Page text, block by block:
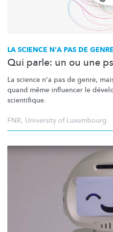
LA SCIENCE N'A PAS DE GENRE
Qui parle: un ou une
La science n'a pas de genre,
quand même influencer le
scientifique.
FNR, University of Luxembourg